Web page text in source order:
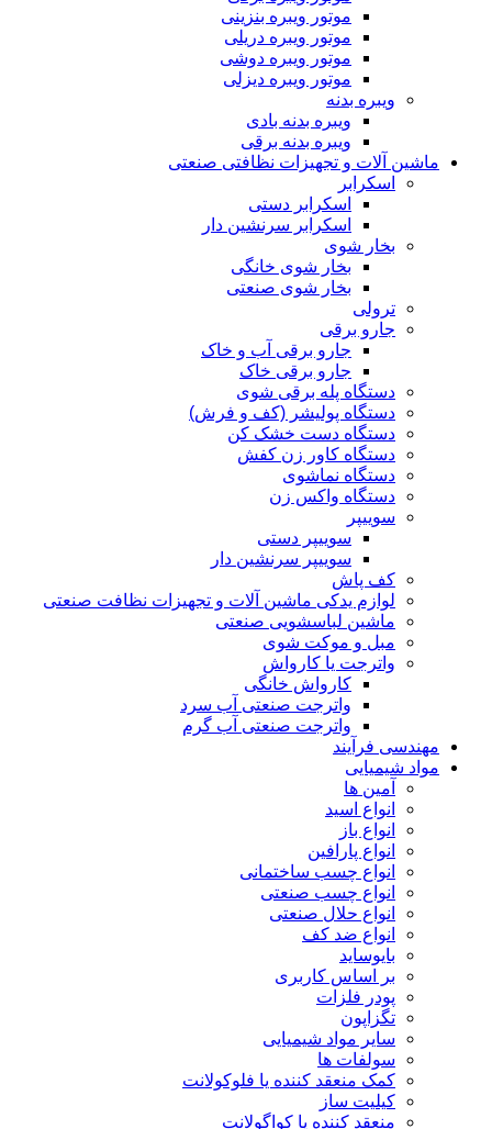
موتور ویبره بنزینی
موتور ویبره دریلی
موتور ویبره دوشی
موتور ویبره دیزلی
ویبره بدنه
ویبره بدنه بادی
ویبره بدنه برقی
ماشین آلات و تجهیزات نظافتی صنعتی
اسکرابر
اسکرابر دستی
اسکرابر سرنشین دار
بخار شوی
بخار شوی خانگی
بخار شوی صنعتی
ترولی
جارو برقی
جارو برقی آب و خاک
جارو برقی خاک
دستگاه پله برقی شوی
دستگاه پولیشر (کف و فرش)
دستگاه دست خشک کن
دستگاه کاور زن کفش
دستگاه نماشوی
دستگاه واکس زن
سوییپر
سوییپر دستی
سوییپر سرنشین دار
کف پاش
لوازم یدکی ماشین آلات و تجهیزات نظافت صنعتی
ماشین لباسشویی صنعتی
مبل و موکت شوی
واترجت یا کارواش
کارواش خانگی
واترجت صنعتی آب سرد
واترجت صنعتی آب گرم
مهندسی فرآیند
مواد شیمیایی
آمین ها
انواع اسید
انواع باز
انواع پارافین
انواع چسب ساختمانی
انواع چسب صنعتی
انواع حلال صنعتی
انواع ضد کف
بایوساید
بر اساس کاربری
پودر فلزات
تگزاپون
سایر مواد شیمیایی
سولفات ها
کمک منعقد کننده یا فلوکولانت
کیلیت ساز
منعقد کننده یا کواگولانت